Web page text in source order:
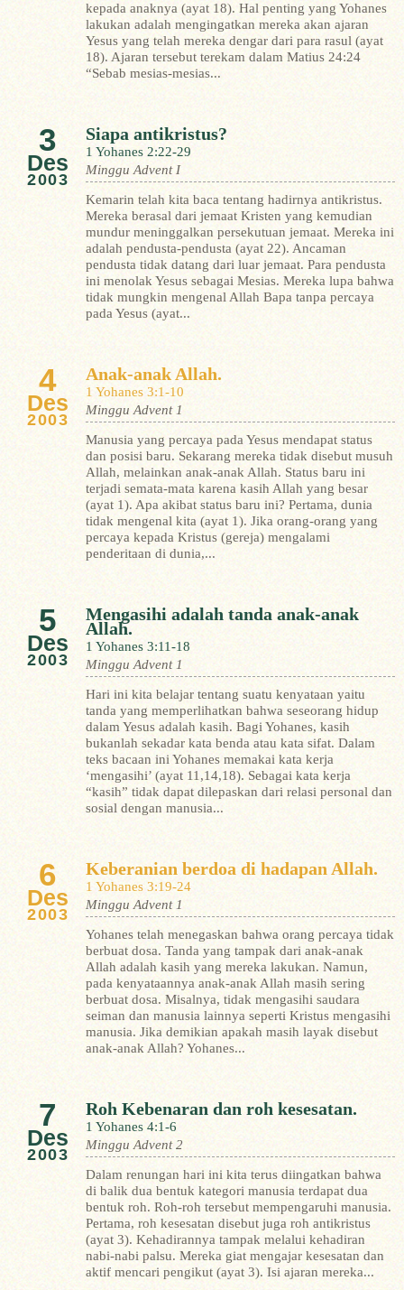
kepada anaknya (ayat 18). Hal penting yang Yohanes
lakukan adalah mengingatkan mereka akan ajaran
Yesus yang telah mereka dengar dari para rasul (ayat
18). Ajaran tersebut terekam dalam Matius 24:24
“Sebab mesias-mesias...
3
Des
2003
Siapa antikristus?
1 Yohanes 2:22-29
Minggu Advent I
Kemarin telah kita baca tentang hadirnya antikristus.
Mereka berasal dari jemaat Kristen yang kemudian
mundur meninggalkan persekutuan jemaat. Mereka ini
adalah pendusta-pendusta (ayat 22). Ancaman
pendusta tidak datang dari luar jemaat. Para pendusta
ini menolak Yesus sebagai Mesias. Mereka lupa bahwa
tidak mungkin mengenal Allah Bapa tanpa percaya
pada Yesus (ayat...
4
Des
2003
Anak-anak Allah.
1 Yohanes 3:1-10
Minggu Advent 1
Manusia yang percaya pada Yesus mendapat status
dan posisi baru. Sekarang mereka tidak disebut musuh
Allah, melainkan anak-anak Allah. Status baru ini
terjadi semata-mata karena kasih Allah yang besar
(ayat 1). Apa akibat status baru ini? Pertama, dunia
tidak mengenal kita (ayat 1). Jika orang-orang yang
percaya kepada Kristus (gereja) mengalami
penderitaan di dunia,...
5
Des
2003
Mengasihi adalah tanda anak-anak
Allah.
1 Yohanes 3:11-18
Minggu Advent 1
Hari ini kita belajar tentang suatu kenyataan yaitu
tanda yang memperlihatkan bahwa seseorang hidup
dalam Yesus adalah kasih. Bagi Yohanes, kasih
bukanlah sekadar kata benda atau kata sifat. Dalam
teks bacaan ini Yohanes memakai kata kerja
‘mengasihi’ (ayat 11,14,18). Sebagai kata kerja
“kasih” tidak dapat dilepaskan dari relasi personal dan
sosial dengan manusia...
6
Des
2003
Keberanian berdoa di hadapan Allah.
1 Yohanes 3:19-24
Minggu Advent 1
Yohanes telah menegaskan bahwa orang percaya tidak
berbuat dosa. Tanda yang tampak dari anak-anak
Allah adalah kasih yang mereka lakukan. Namun,
pada kenyataannya anak-anak Allah masih sering
berbuat dosa. Misalnya, tidak mengasihi saudara
seiman dan manusia lainnya seperti Kristus mengasihi
manusia. Jika demikian apakah masih layak disebut
anak-anak Allah? Yohanes...
7
Des
2003
Roh Kebenaran dan roh kesesatan.
1 Yohanes 4:1-6
Minggu Advent 2
Dalam renungan hari ini kita terus diingatkan bahwa
di balik dua bentuk kategori manusia terdapat dua
bentuk roh. Roh-roh tersebut mempengaruhi manusia.
Pertama, roh kesesatan disebut juga roh antikristus
(ayat 3). Kehadirannya tampak melalui kehadiran
nabi-nabi palsu. Mereka giat mengajar kesesatan dan
aktif mencari pengikut (ayat 3). Isi ajaran mereka...